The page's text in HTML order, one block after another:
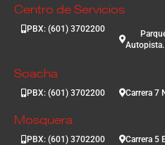
Centro de Servicios
PBX: (601) 3702200
Soacha
PBX: (601) 3702200 Carrera 7
Mosquera
PBX: (601) 3702200 Carrera 5